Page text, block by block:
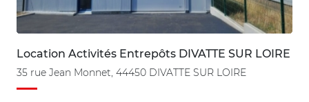
Location Activités Entrepôts DIVATTE SUR LOIRE
35 rue Jean Monnet, 44450 DIVATTE SUR LOIRE